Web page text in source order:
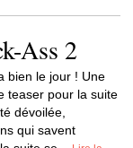
Ass 2
bien le jour ! Une
teaser pour la suite
dévoilée,
qui savent